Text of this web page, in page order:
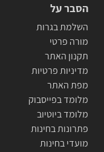
הסבר על
השלמת בגרות
מורה פרטי
תקנון האתר
מדיניות פרטיות
מפת האתר
מלומד בפייסבוק
מלומד ביוטיוב
פתרונות בחינות
מועדי בחינות